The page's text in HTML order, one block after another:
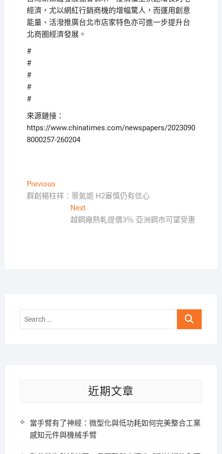
經濟，尤以網紅行銷商機的增幅驚人，而運用創意
能量、活潑推廣台北市店家特色亦可進一步提升台
北商圈經濟發展。
#
#
#
#
#
來源鏈接：
https://www.chinatimes.com/newspapers/2023090
8000257-260204
文
章
PreviousPrevious
post:
群創楊柱祥：景氣詭 H2審慎仍有信心
NextNext
post:
越鋼廠熱軋提價3％ 亞洲鋼市可望受惠
Search
近期文章
當手臂有了神經：微型化與低功耗如何完美整合工業
感知元件與機械手臂